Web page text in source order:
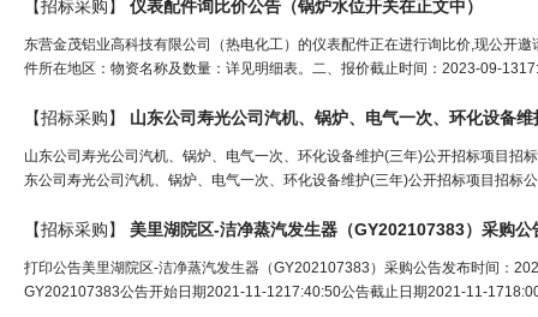
【招标采购】 仪表配件询比价公告（锅炉水位开关在正文中）
东营金茂铝业高科技有限公司（热电化工）的仪表配件正在进行询比价,现公开
件所在地区：物资名称及数量：详见明细表。二、报价截止时间：2023-09-
【招标采购】 山东公司寿光公司汽机、 锅炉、电气一次、环化设备
山东公司寿光公司汽机、锅炉、电气一次、环化设备维护(三年)公开招标项目
东公司寿光公司汽机、锅炉、电气一次、环化设备维护(三年)公开招标项目招标
【招标采购】 美里湖院区-洁净蒸汽发生器（GY202107383）采购公
打印公告美里湖院区-洁净蒸汽发生器（GY202107383）采购公告发布时间：
GY202107383公告开始日期2021-11-1217:40:50公告截止日期2021-11-